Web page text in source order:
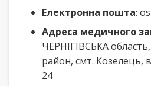
Електронна пошта:
Адреса медичного
ЧЕРНІГІВСЬКА
район, смт. Козелець,
24